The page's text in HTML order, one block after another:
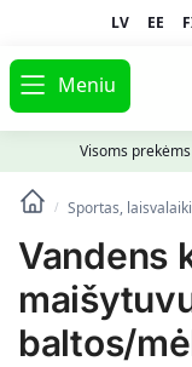
LV EE
Meniu
Visoms
/ Sportas,
Vandens
baltos/